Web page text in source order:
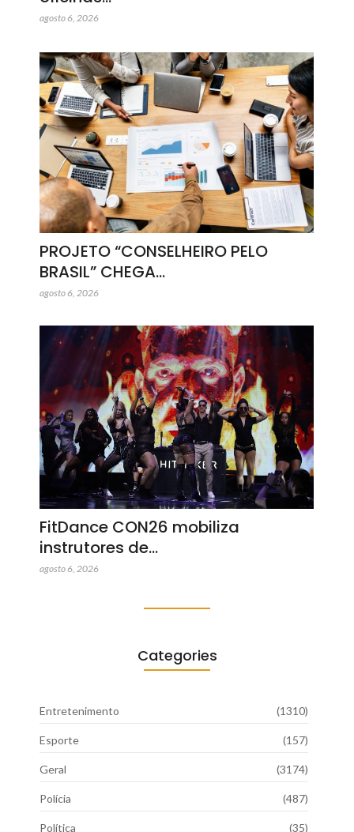
agosto 6, 2026
PROJETO “CONSELHEIRO PELO
BRASIL” CHEGA…
agosto 6, 2026
FitDance CON26 mobiliza
instrutores de…
agosto 6, 2026
Categories
Entretenimento (1310)
Esporte (157)
Geral (3174)
Polícia (487)
Política (35)